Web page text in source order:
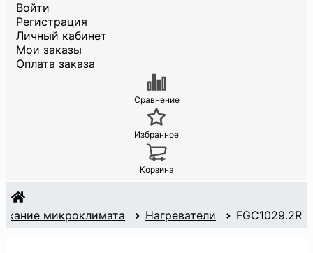
Войти
Регистрация
Личный кабинет
Мои заказы
Оплата заказа
Сравнение
Избранное
Корзина
микроклимата Нагреватели FGC1029.2R